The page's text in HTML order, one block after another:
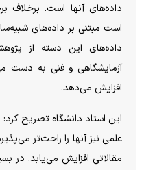
داده‌های آنها است. برخلاف
است مبتنی بر داده‌های
داده‌های این دسته از
آزمایشگاهی و فنی به دست
افزایش می‌دهد.
این استاد دانشگاه تصریح کرد:
علمی نیز آنها را راحت‌تر
مقالاتی افزایش می‌یابد. در